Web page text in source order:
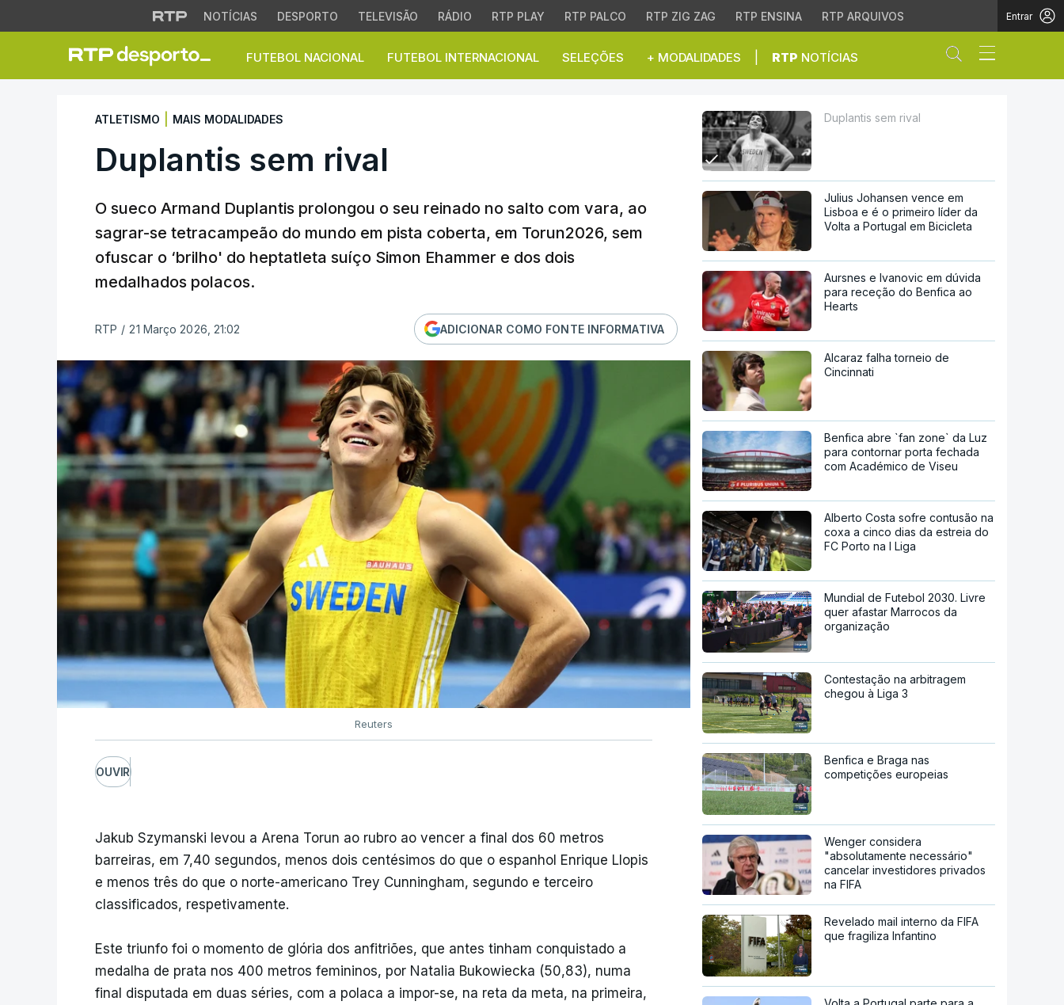
NOTÍCIAS DESPORTO TELEVISÃO RÁDIO RTP PLAY RTP PALCO RTP ZIG ZAG RTP ENSINA RTP ARQUIVOS Entrar
FUTEBOL NACIONAL FUTEBOL INTERNACIONAL SELEÇÕES + MODALIDADES RTP NOTÍCIAS Abrir campo
Duplantis sem rival
ATLETISMO MAIS MODALIDADES
Duplantis sem rival
O sueco Armand Duplantis prolongou o seu reinado no salto com vara, ao
sagrar-se tetracampeão do mundo em pista coberta, em Torun2026, sem
ofuscar o ‘brilho' do heptatleta suíço Simon Ehammer e dos dois
medalhados polacos.
RTP / 21 Março 2026, 21:02 ADICIONAR COMO FONTE INFORMATIVA
Reuters
OUVIR
Jakub Szymanski levou a Arena Torun ao rubro ao vencer a final dos 60 metros
barreiras, em 7,40 segundos, menos dois centésimos do que o espanhol Enrique Llopis
e menos três do que o norte-americano Trey Cunningham, segundo e terceiro
classificados, respetivamente.
Este triunfo foi o momento de glória dos anfitriões, que antes tinham conquistado a
medalha de prata nos 400 metros femininos, por Natalia Bukowiecka (50,83), numa
final disputada em duas séries, com a polaca a impor-se, na reta da meta, na primeira,
Duplantis sem rival
Julius Johansen vence em
Lisboa e é o primeiro líder da
Volta a Portugal em Bicicleta
Aursnes e Ivanovic em dúvida
para receção do Benfica ao
Hearts
Alcaraz falha torneio de
Cincinnati
Benfica abre `fan zone` da Luz
para contornar porta fechada
com Académico de Viseu
Alberto Costa sofre contusão na
coxa a cinco dias da estreia do
FC Porto na I Liga
Mundial de Futebol 2030. Livre
quer afastar Marrocos da
organização
Contestação na arbitragem
chegou à Liga 3
Benfica e Braga nas
competições europeias
Wenger considera
"absolutamente necessário"
cancelar investidores privados
na FIFA
Revelado mail interno da FIFA
que fragiliza Infantino